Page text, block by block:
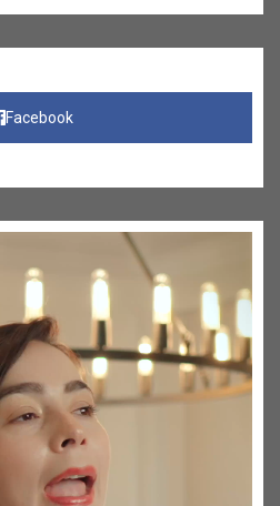
Facebook